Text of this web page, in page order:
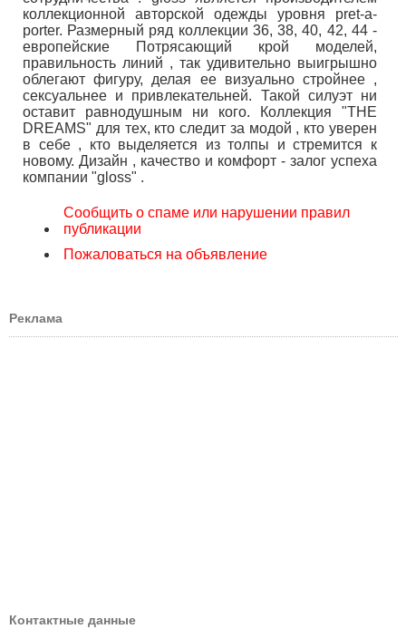
коллекционной авторской одежды уровня pret-a-
porter. Размерный ряд коллекции 36, 38, 40, 42, 44 -
европейские Потрясающий крой моделей,
правильность линий , так удивительно выигрышно
облегают фигуру, делая ее визуально стройнее ,
сексуальнее и привлекательней. Такой силуэт ни
оставит равнодушным ни кого. Коллекция "THE
DREAMS" для тех, кто следит за модой , кто уверен
в себе , кто выделяется из толпы и стремится к
новому. Дизайн , качество и комфорт - залог успеха
компании "gloss" .
Сообщить о спаме или нарушении правил
публикации
Пожаловаться на объявление
Реклама
Контактные данные